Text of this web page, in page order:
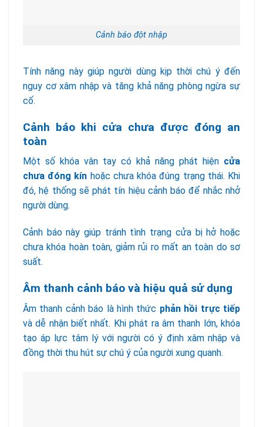
Cảnh báo đột nhập
Tính năng này giúp người dùng kịp thời chú ý đến
nguy cơ xâm nhập và tăng khả năng phòng ngừa sự
cố.
Cảnh báo khi cửa chưa được đóng an
toàn
Một số khóa vân tay có khả năng phát hiện cửa
chưa đóng kín hoặc chưa khóa đúng trạng thái. Khi
đó, hệ thống sẽ phát tín hiệu cảnh báo để nhắc nhở
người dùng.
Cảnh báo này giúp tránh tình trạng cửa bị hở hoặc
chưa khóa hoàn toàn, giảm rủi ro mất an toàn do sơ
suất.
Âm thanh cảnh báo và hiệu quả sử dụng
Âm thanh cảnh báo là hình thức phản hồi trực tiếp
và dễ nhận biết nhất. Khi phát ra âm thanh lớn, khóa
tạo áp lực tâm lý với người có ý định xâm nhập và
đồng thời thu hút sự chú ý của người xung quanh.